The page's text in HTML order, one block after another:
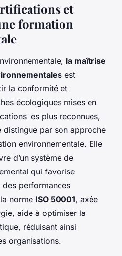
et
formation
la maîtrise
est
la conformité et
écologiques mises en
les plus reconnues,
distingue par son approche
environnementale. Elle
d’un système de
qui favorise
des performances
norme ISO 50001, axée
aide à optimiser la
réduisant ainsi
organisations.